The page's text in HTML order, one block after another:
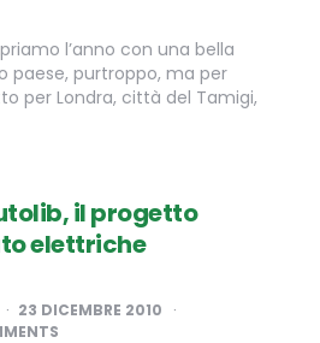
l’anno con una bella
paese, purtroppo, ma per
per Londra, città del Tamigi,
il progetto
elettriche
23 DICEMBRE 2010